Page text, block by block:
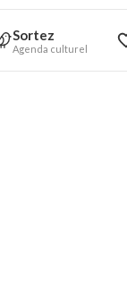
Sortez
Agenda culturel